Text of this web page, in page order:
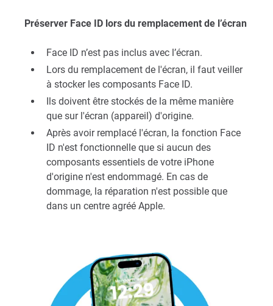
Préserver Face ID lors du remplacement de l’écran
Face ID n’est pas inclus avec l’écran.
Lors du remplacement de l'écran, il faut veiller
à stocker les composants Face ID.
Ils doivent être stockés de la même manière
que sur l'écran (appareil) d'origine.
Après avoir remplacé l'écran, la fonction Face
ID n'est fonctionnelle que si aucun des
composants essentiels de votre iPhone
d'origine n'est endommagé. En cas de
dommage, la réparation n'est possible que
dans un centre agréé Apple.